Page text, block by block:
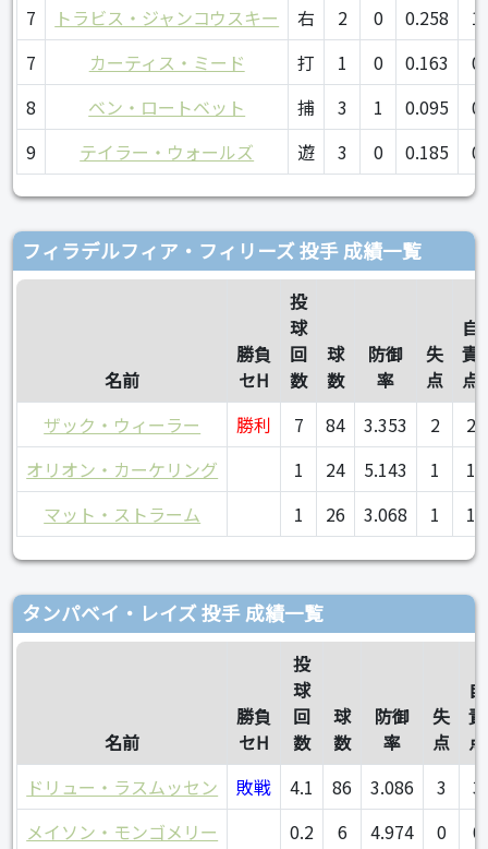
7
トラビス・ジャンコウスキー 右 2 0 0.258
1
7
カーティス・ミード 打 1 0 0.163
0
8
ベン・ロートベット 捕 3 1 0.095
0
9
テイラー・ウォールズ 遊 3 0 0.185 0
フィラデルフィア・フィリーズ 投手 成績一覧
名前
勝負
セH
投
球
回
数
球
数
防御
率
失
点
自
責
点
ザック・ウィーラー
勝利 7 84 3.353 2
2
オリオン・カーケリング
1 24 5.143 1
1
マット・ストラーム
1 26 3.068 1 1
タンパベイ・レイズ 投手 成績一覧
名前
勝負
セH
投
球
回
数
球
数
防御
率
失
点
自
責
点
ドリュー・ラスムッセン
敗戦 4.1 86 3.086 3
3
メイソン・モンゴメリー
0.2 6 4.974 0
0